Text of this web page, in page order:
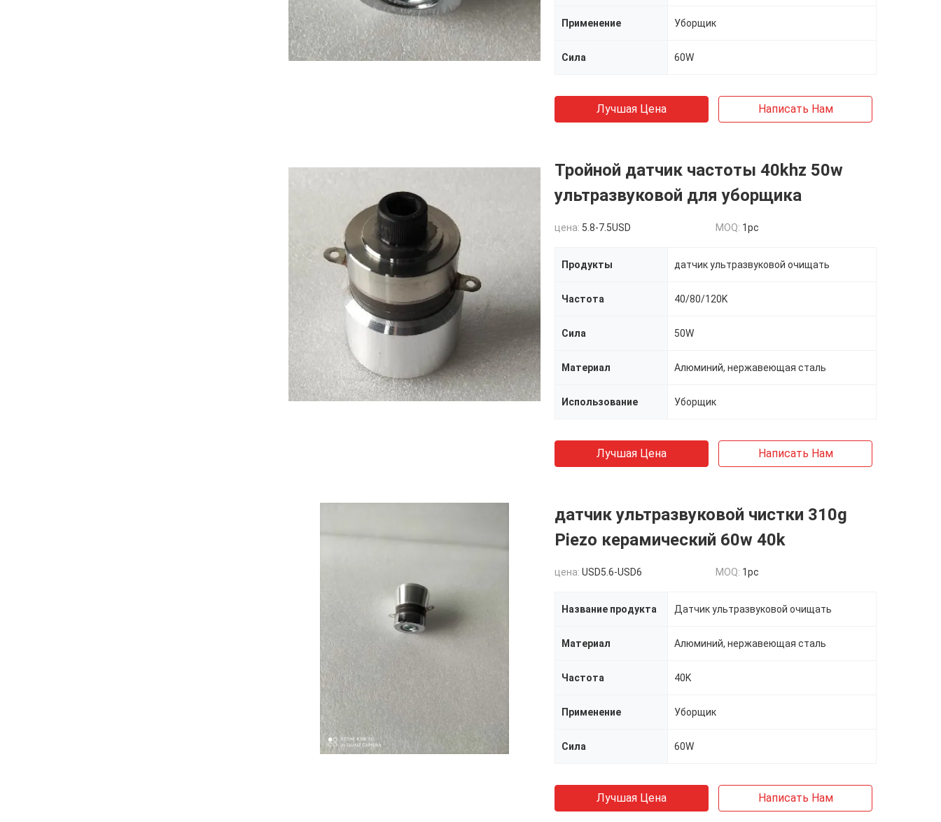
Применение Уборщик
Сила 60W
Лучшая Цена Написать Нам
Тройной датчик частоты 40khz 50w
ультразвуковой для уборщика
цена: 5.8-7.5USD MOQ: 1pc
Продукты датчик ультразвуковой очищать
Частота 40/80/120K
Сила 50W
Материал Алюминий, нержавеющая сталь
Использование Уборщик
Лучшая Цена Написать Нам
датчик ультразвуковой чистки 310g
Piezo керамический 60w 40k
цена: USD5.6-USD6 MOQ: 1pc
Название продукта Датчик ультразвуковой очищать
Материал Алюминий, нержавеющая сталь
Частота 40K
Применение Уборщик
Сила 60W
Лучшая Цена Написать Нам